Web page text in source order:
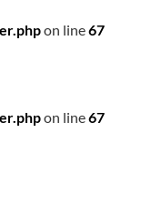
on line67
on line67